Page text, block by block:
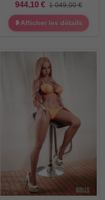
944,10 € 1 049,00 €
❥Afficher les détails